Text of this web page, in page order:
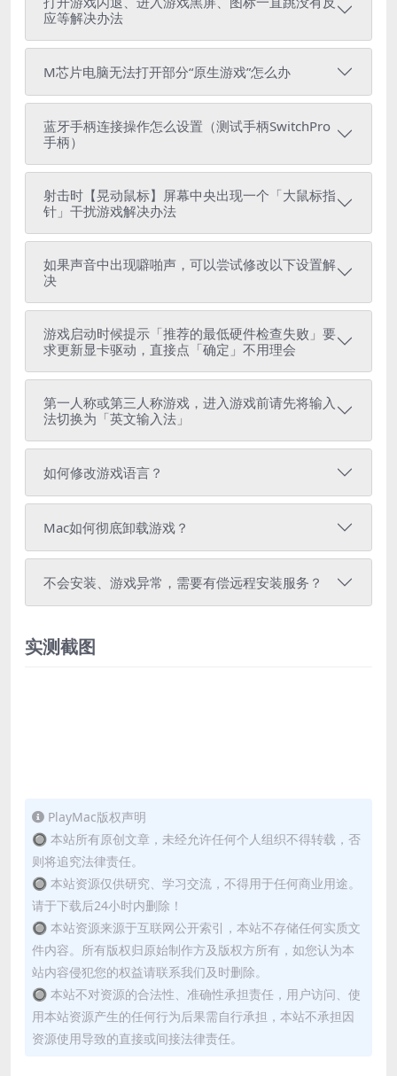
应等解决办法
M芯片电脑无法打开部分“原生游戏”怎么办
蓝牙手柄连接操作怎么设置（测试手柄SwitchPro
手柄）
射击时【晃动鼠标】屏幕中央出现一个「大鼠标指
针」干扰游戏解决办法
如果声音中出现噼啪声，可以尝试修改以下设置解
决
游戏启动时候提示「推荐的最低硬件检查失败」要
求更新显卡驱动，直接点「确定」不用理会
第一人称或第三人称游戏，进入游戏前请先将输入
法切换为「英文输入法」
如何修改游戏语言？
Mac如何彻底卸载游戏？
不会安装、游戏异常，需要有偿远程安装服务？
实测截图
PlayMac版权声明
🔘 本站所有原创文章，未经允许任何个人组织不得转载，否
则将追究法律责任。
🔘 本站资源仅供研究、学习交流，不得用于任何商业用途。
请于下载后24小时内删除！
🔘 本站资源来源于互联网公开索引，本站不存储任何实质文
件内容。所有版权归原始制作方及版权方所有，如您认为本
站内容侵犯您的权益请联系我们及时删除。
🔘 本站不对资源的合法性、准确性承担责任，用户访问、使
用本站资源产生的任何行为后果需自行承担，本站不承担因
资源使用导致的直接或间接法律责任。